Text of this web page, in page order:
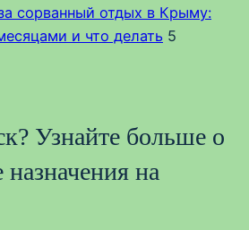
сорванный отдых в Крыму:
и что делать 5
Узнайте больше о
на